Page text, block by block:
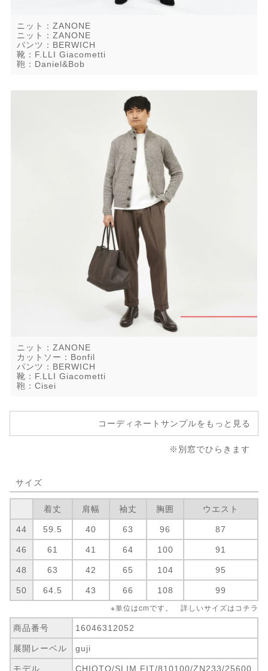
ニット：ZANONE
ニット：ZANONE
パンツ：BERWICH
靴：F.LLI Giacometti
鞄：Daniel&Bob
ニット：ZANONE
カットソー：Bonfil
パンツ：BERWICH
靴：F.LLI Giacometti
鞄：Cisei
コーディネートサンプルをもっと見る
※別窓でひらきます
サイズ
着丈 肩幅 袖丈 胸囲 ウエスト
44 59.5 40 63 96 87
46 61 41 64 100 91
48 63 42 65 104 95
50 64.5 43 66 108 99
※単位はcmです。 詳しいサイズは コチラ
商品番号 16046312052
展開レーベル guji
モデル CHIOTO/SLIM FIT/810100/ZN233/25600